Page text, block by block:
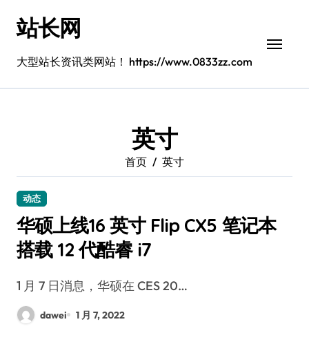
站长网
大型站长资讯类网站！ https://www.0833zz.com
英寸
首页 英寸
动态
华硕上线16 英寸 Flip CX5 笔记本
搭载 12 代酷睿 i7
1 月 7 日消息，华硕在 CES 20…
dawei 1 月 7, 2022